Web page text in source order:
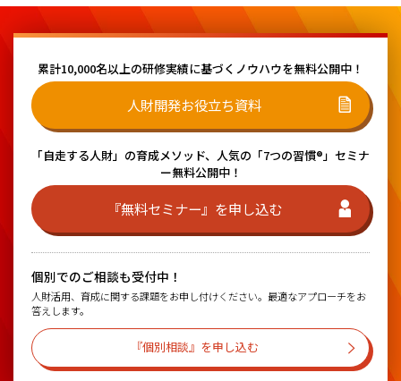
累計10,000名以上の研修実績に基づく ノウハウを無料公開中！
人財開発お役立ち資料
「自走する人財」の育成メソッド、 人気の「7つの習慣®」セミナ
ー無料公開中！
『無料セミナー』を申し込む
個別でのご相談も受付中！
人財活用、育成に関する課題をお申し付けください。最適なアプローチをお
答えします。
『個別相談』を申し込む